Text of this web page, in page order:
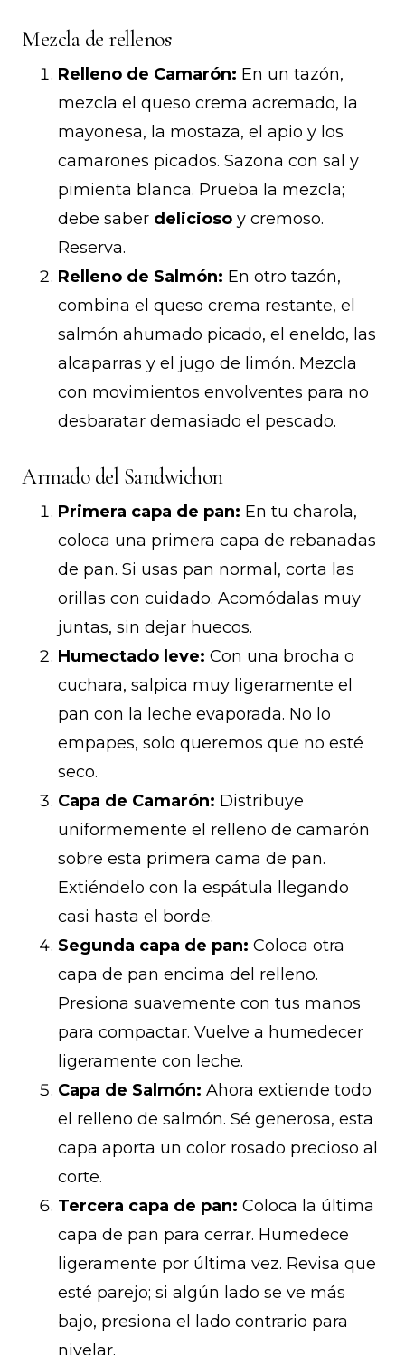
Mezcla de rellenos
Relleno de Camarón: En un tazón,
mezcla el queso crema acremado, la
mayonesa, la mostaza, el apio y los
camarones picados. Sazona con sal y
pimienta blanca. Prueba la mezcla;
debe saber delicioso y cremoso.
Reserva.
Relleno de Salmón: En otro tazón,
combina el queso crema restante, el
salmón ahumado picado, el eneldo, las
alcaparras y el jugo de limón. Mezcla
con movimientos envolventes para no
desbaratar demasiado el pescado.
Armado del Sandwichon
Primera capa de pan: En tu charola,
coloca una primera capa de rebanadas
de pan. Si usas pan normal, corta las
orillas con cuidado. Acomódalas muy
juntas, sin dejar huecos.
Humectado leve: Con una brocha o
cuchara, salpica muy ligeramente el
pan con la leche evaporada. No lo
empapes, solo queremos que no esté
seco.
Capa de Camarón: Distribuye
uniformemente el relleno de camarón
sobre esta primera cama de pan.
Extiéndelo con la espátula llegando
casi hasta el borde.
Segunda capa de pan: Coloca otra
capa de pan encima del relleno.
Presiona suavemente con tus manos
para compactar. Vuelve a humedecer
ligeramente con leche.
Capa de Salmón: Ahora extiende todo
el relleno de salmón. Sé generosa, esta
capa aporta un color rosado precioso al
corte.
Tercera capa de pan: Coloca la última
capa de pan para cerrar. Humedece
ligeramente por última vez. Revisa que
esté parejo; si algún lado se ve más
bajo, presiona el lado contrario para
nivelar.